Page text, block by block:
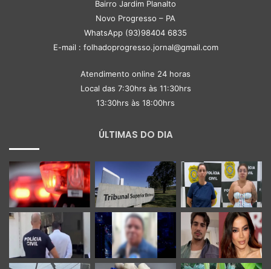
Bairro Jardim Planalto
Novo Progresso – PA
WhatsApp (93)98404 6835
E-mail : folhadoprogresso.jornal@gmail.com
Atendimento online 24 horas
Local das 7:30hrs às 11:30hrs
13:30hrs às 18:00hrs
ÚLTIMAS DO DIA